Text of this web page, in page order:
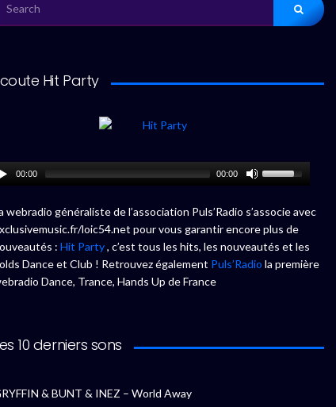
Hit Party
00:00 00:00
webradio généraliste de l’association Puls’Radio s’associe avec
loic54.net pour vous garantir encore plus de
: Hit Party, c’est tous les hits, les nouveautés et les
Dance et Club ! Retrouvez également Puls’Radio la première
Dance, Trance, Hands Up de France
10 derniers sons
& BUNT & INEZ – World Away